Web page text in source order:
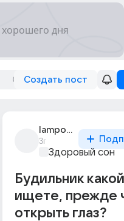
Создать пост
lampotschka
3г
Здоровый сон
Будильник
ищете, прежде
открыть глаз?